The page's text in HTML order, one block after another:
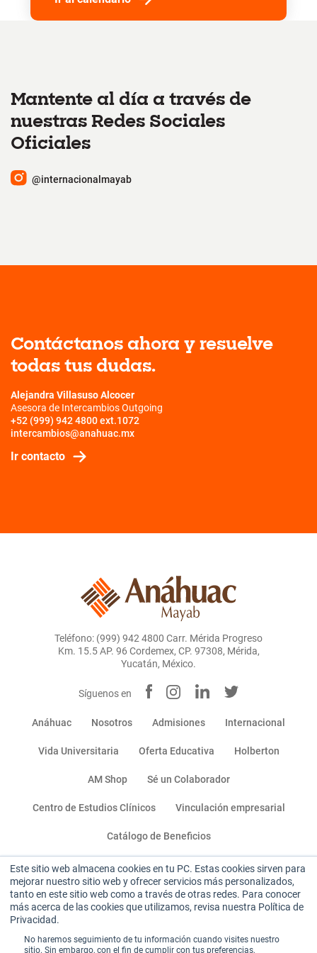
Este sitio web almacena cookies en tu PC. Estas cookies sirven para
mejorar nuestro sitio web y ofrecer servicios más personalizados,
tanto en este sitio web como a través de otras redes. Para conocer
más acerca de las cookies que utilizamos, revisa nuestra Política de
Privacidad.
No haremos seguimiento de tu información cuando visites nuestro
sitio. Sin embargo, con el fin de cumplir con tus preferencias,
Mantente al día a través de
nuestras Redes Sociales
Oficiales
@internacionalmayab
Contáctanos ahora y resuelve
todas tus dudas.
Alejandra Villasuso Alcocer
Asesora de Intercambios Outgoing
+52 (999) 942 4800 ext.1072
intercambios@anahuac.mx
Ir contacto
Teléfono: (999) 942 4800 Carr. Mérida Progreso
Km. 15.5 AP. 96 Cordemex, CP. 97308, Mérida,
Yucatán, México.
Síguenos en
Anáhuac Nosotros Admisiones Internacional
Vida Universitaria Oferta Educativa Holberton
AM Shop Sé un Colaborador
Centro de Estudios Clínicos Vinculación empresarial
Catálogo de Beneficios
Miembro de: